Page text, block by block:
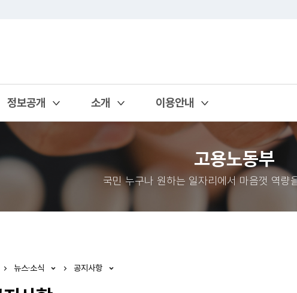
정보공개
열기
소개
열기
이용안내
열기
고용노동부
국민 누구나 원하는 일자리에서 마음껏 역량
뉴스·소식 공지사항